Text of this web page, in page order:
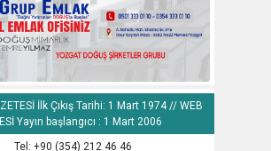
İlk Çıkış Tarihi: 1 Mart 1974 // WEB
Yayın başlangıcı : 1 Mart 2006
Tel: +90 (354) 212 46 46